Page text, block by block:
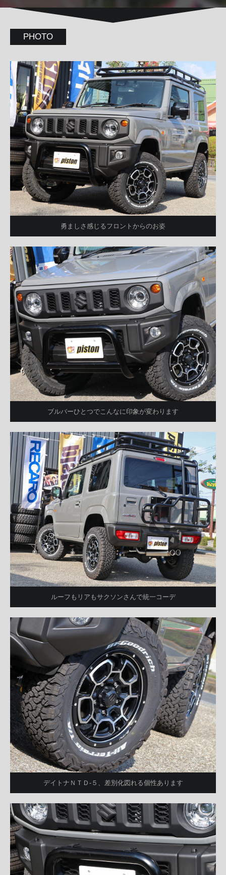
PHOTO
勇ましさ感じるフロントからのお姿
ブルバーひとつでこんなに印象が変わります
ルーフもリアもサクソンさんで統一コーデ
デイトナＮＴＤ-５、差別化図れる個性あります